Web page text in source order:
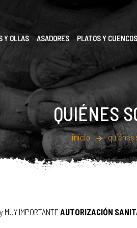
Y OLLAS ASADORES PLATOS Y CUENCOS
QUIÉNES
inicio quiénes
IMPORTANTE AUTORIZACIÓN